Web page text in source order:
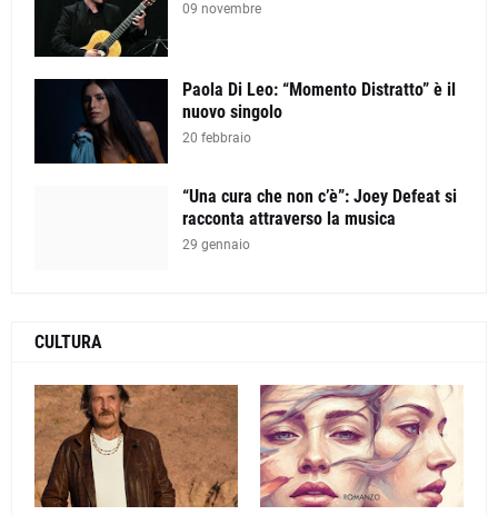
09 novembre
Paola Di Leo: “Momento Distratto” è il
nuovo singolo
20 febbraio
“Una cura che non c’è”: Joey Defeat si
racconta attraverso la musica
29 gennaio
CULTURA